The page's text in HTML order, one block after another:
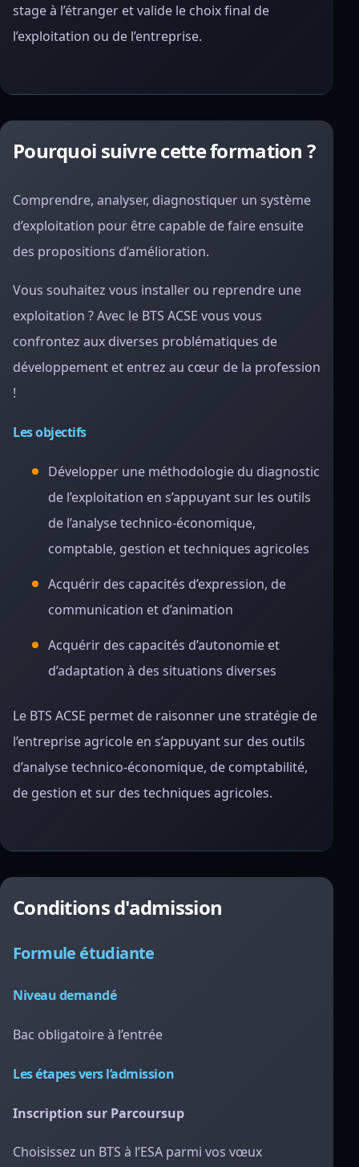
stage à l’étranger et valide le choix final de
l’exploitation ou de l’entreprise.
Pourquoi suivre cette formation ?
Comprendre, analyser, diagnostiquer un système
d’exploitation pour être capable de faire ensuite
des propositions d’amélioration.
Vous souhaitez vous installer ou reprendre une
exploitation ? Avec le BTS ACSE vous vous
confrontez aux diverses problématiques de
développement et entrez au cœur de la profession
!
Les objectifs
Développer une méthodologie du diagnostic
de l’exploitation en s’appuyant sur les outils
de l’analyse technico-économique,
comptable, gestion et techniques agricoles
Acquérir des capacités d’expression, de
communication et d’animation
Acquérir des capacités d’autonomie et
d’adaptation à des situations diverses
Le BTS ACSE permet de raisonner une stratégie de
l’entreprise agricole en s’appuyant sur des outils
d’analyse technico-économique, de comptabilité,
de gestion et sur des techniques agricoles.
Conditions d'admission
Formule étudiante
Niveau demandé
Bac obligatoire à l’entrée
Les étapes vers l’admission
Inscription sur Parcoursup
Choisissez un BTS à l’ESA parmi vos vœux